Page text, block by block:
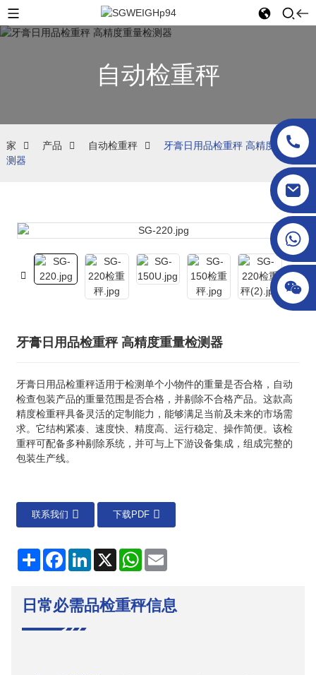
自动检重秤
家 产品 自动检重秤
牙膏日用品检重秤 高精度重量检
测器
牙膏日用品检重秤 高精度重量检测器
牙膏日用品检重秤适用于检测单个小物件的重量是否合格，自动
检查包装产品的重量范围是否合格，并剔除不合格产品。这款高
精度检重秤具备灵活的定制能力，能够满足当前及未来的市场需
求。它结构紧凑、速度快、精度高、运行稳定、操作简便。该检
重秤可配备多种剔除系统，并可与上下游设备集成，组成完整的
包装生产线。
联系我们 下载PDF
分
享
FacebookLinkedIn
X WhatsApp
电
日常必需品检重秤信息